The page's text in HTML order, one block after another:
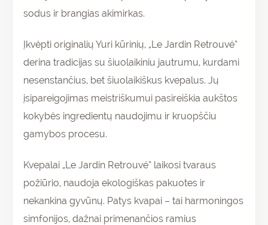
sodus ir brangias akimirkas.
Įkvėpti originalių Yuri kūrinių, „Le Jardin Retrouvé”
derina tradicijas su šiuolaikiniu jautrumu, kurdami
nesenstančius, bet šiuolaikiškus kvepalus. Jų
įsipareigojimas meistriškumui pasireiškia aukštos
kokybės ingredientų naudojimu ir kruopščiu
gamybos procesu.
Kvepalai „Le Jardin Retrouvé” laikosi tvaraus
požiūrio, naudoja ekologiškas pakuotes ir
nekankina gyvūnų. Patys kvapai – tai harmoningos
simfonijos, dažnai primenančios ramius